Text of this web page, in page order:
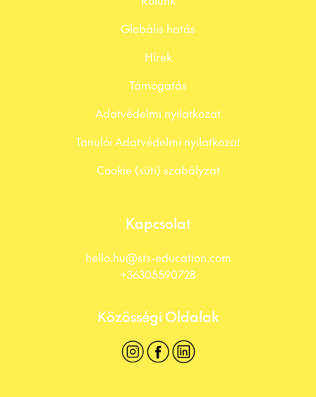
Globális hatás
Hírek
Támogatás
Adatvédelmi nyilatkozat
Tanulói Adatvédelmi nyilatkozat
Cookie (süti) szabályzat
Kapcsolat
hello.hu@sts-education.com
+36305590728
Közösségi Oldalak